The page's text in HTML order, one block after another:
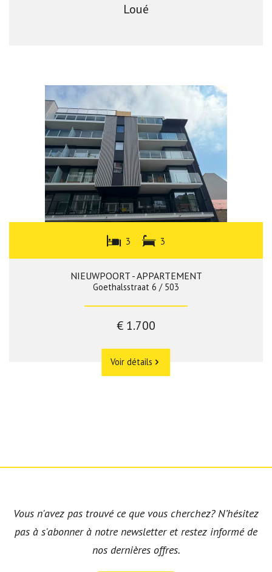
Loué
3 3
NIEUWPOORT - APPARTEMENT
Goethalsstraat 6 / 503
€ 1.700
Voir détails
Vous n'avez pas trouvé ce que vous cherchez? N’hésitez
pas à s'abonner à notre newsletter et restez informé de
nos dernières offres.